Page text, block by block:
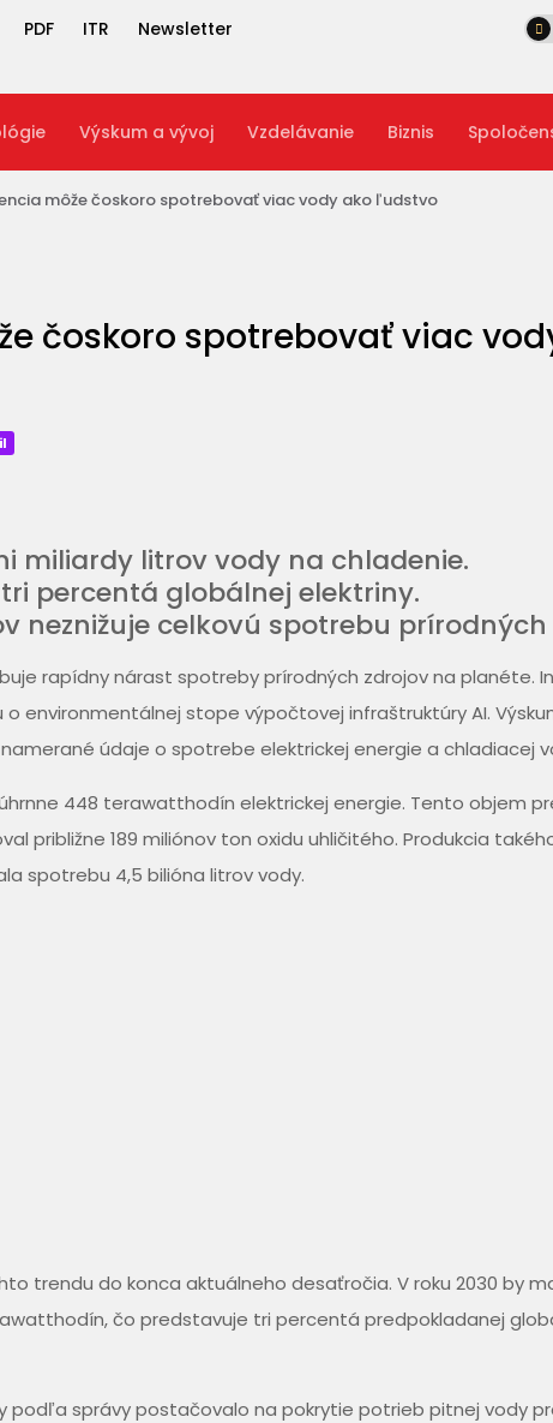
PDF ITR Newsletter
Výskum a vývoj Vzdelávanie Biznis
môže čoskoro spotrebovať viac vody ako ľudstvo
čoskoro spotrebovať viac
miliardy litrov vody na chladenie.
percentá globálnej elektriny.
neznižuje celkovú spotrebu prírodných
rapídny nárast spotreby prírodných zdrojov na planéte.
o environmentálnej stope výpočtovej infraštruktúry AI.
údaje o spotrebe elektrickej energie a chladiacej
448 terawatthodín elektrickej energie. Tento objem
približne 189 miliónov ton oxidu uhličitého. Produkcia
spotrebu 4,5 bilióna litrov vody.
trendu do konca aktuálneho desaťročia. V roku 2030 by
čo predstavuje tri percentá predpokladanej
podľa správy postačovalo na pokrytie potrieb pitnej vody